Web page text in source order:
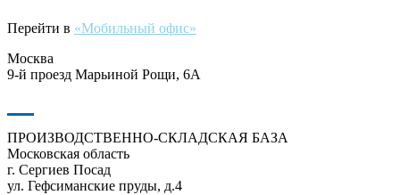
Перейти в «Мобильный офис»
Москва
9-й проезд Марьиной Рощи, 6А
ПРОИЗВОДСТВЕННО-СКЛАДСКАЯ БАЗА
Московская область
г. Сергиев Посад
ул. Гефсиманские пруды, д.4